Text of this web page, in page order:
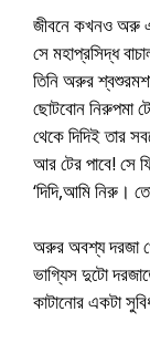
জীবনে কখনও অরু
সে মহাপ্রসিদ্ধ
তিনি অরুর
ছোটবোন নিরুপমা
থেকে দিদিই তার
আর টের পাবে! সে
‘দিদি,আমি নিরু।
অরুর অবশ্য দরজা
ভাগ্যিস দুটো
কাটানোর একটা